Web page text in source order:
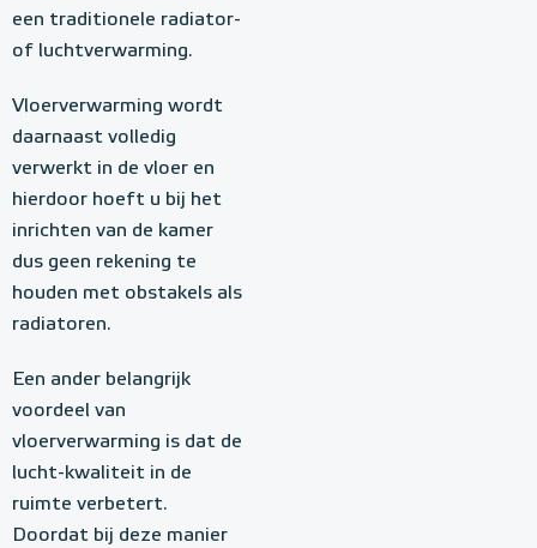
een traditionele radiator-
of luchtverwarming.
Vloerverwarming wordt
daarnaast volledig
verwerkt in de vloer en
hierdoor hoeft u bij het
inrichten van de kamer
dus geen rekening te
houden met obstakels als
radiatoren.
Een ander belangrijk
voordeel van
vloerverwarming is dat de
lucht-kwaliteit in de
ruimte verbetert.
Doordat bij deze manier